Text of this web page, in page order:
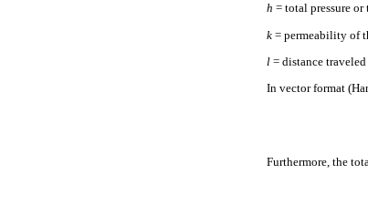
h = total pressure
k = permeability of
l = distance
In vector format
Furthermore, the